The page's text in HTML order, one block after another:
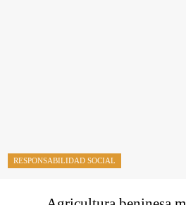
RESPONSABILIDAD SOCIAL